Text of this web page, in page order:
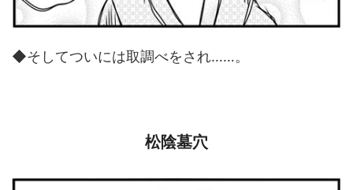
◆そしてついには取調べをされ……。
松陰墓穴